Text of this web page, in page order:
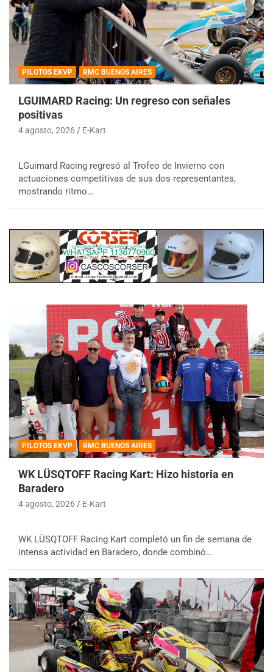
PILOTOS EKVP RMC BUENOS AIRES
LGUIMARD Racing: Un regreso con señales
positivas
4 agosto, 2026 E-Kart
LGuimard Racing regresó al Trofeo de Invierno con
actuaciones competitivas de sus dos representantes,
mostrando ritmo…
PILOTOS EKVP RMC BUENOS AIRES
WK LÜSQTOFF Racing Kart: Hizo historia en
Baradero
4 agosto, 2026 E-Kart
WK LÜSQTOFF Racing Kart completó un fin de semana de
intensa actividad en Baradero, donde combinó…